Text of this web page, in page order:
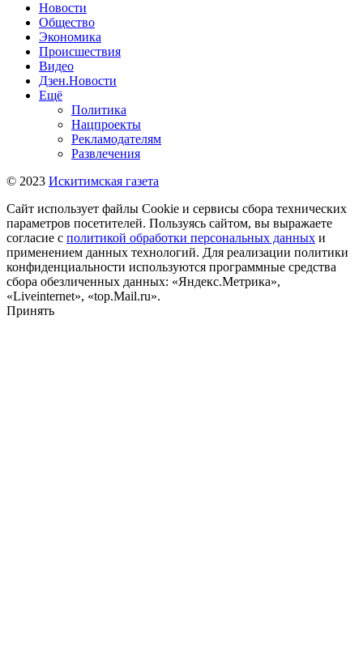
Новости
Общество
Экономика
Происшествия
Видео
Дзен.Новости
Ещё
Политика
Нацпроекты
Рекламодателям
Развлечения
© 2023 Искитимская газета
Сайт использует файлы Cookie и сервисы сбора технических
параметров посетителей. Пользуясь сайтом, вы выражаете
согласие с политикой обработки персональных данных и
применением данных технологий. Для реализации политики
конфиденциальности используются программные средства
сбора обезличенных данных: «Яндекс.Метрика»,
«Liveinternet», «top.Mail.ru».
Принять